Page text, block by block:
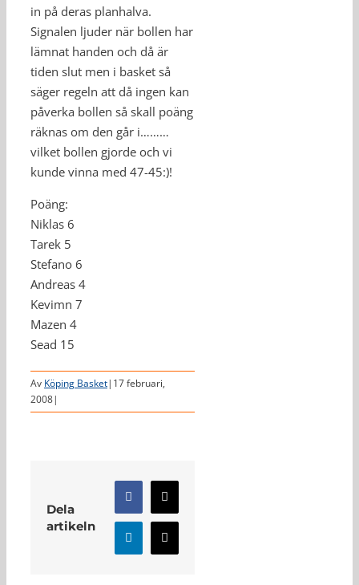
in på deras planhalva.
Signalen ljuder när bollen har
lämnat handen och då är
tiden slut men i basket så
säger regeln att då ingen kan
påverka bollen så skall poäng
räknas om den går i………
vilket bollen gjorde och vi
kunde vinna med 47-45:)!
Poäng:
Niklas 6
Tarek 5
Stefano 6
Andreas 4
Kevimn 7
Mazen 4
Sead 15
Av Köping Basket| 17 februari,
2008|
Dela
artikeln
Facebook
X
LinkedInE-
post